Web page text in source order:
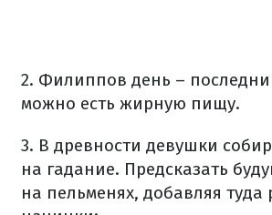
2. Филиппов день –
можно есть жирную пищу.
3. В древности девушки
на гадание. Предсказать
на пельменях, добавляя туда